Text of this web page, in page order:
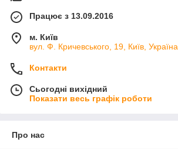
Працює з 13.09.2016
м. Київ
вул. Ф. Кричевського, 19, Київ, Україна
Контакти
Сьогодні вихідний
Показати весь графік роботи
Про нас